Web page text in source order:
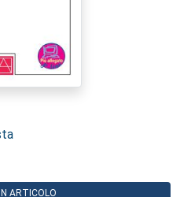
ARTICOLO